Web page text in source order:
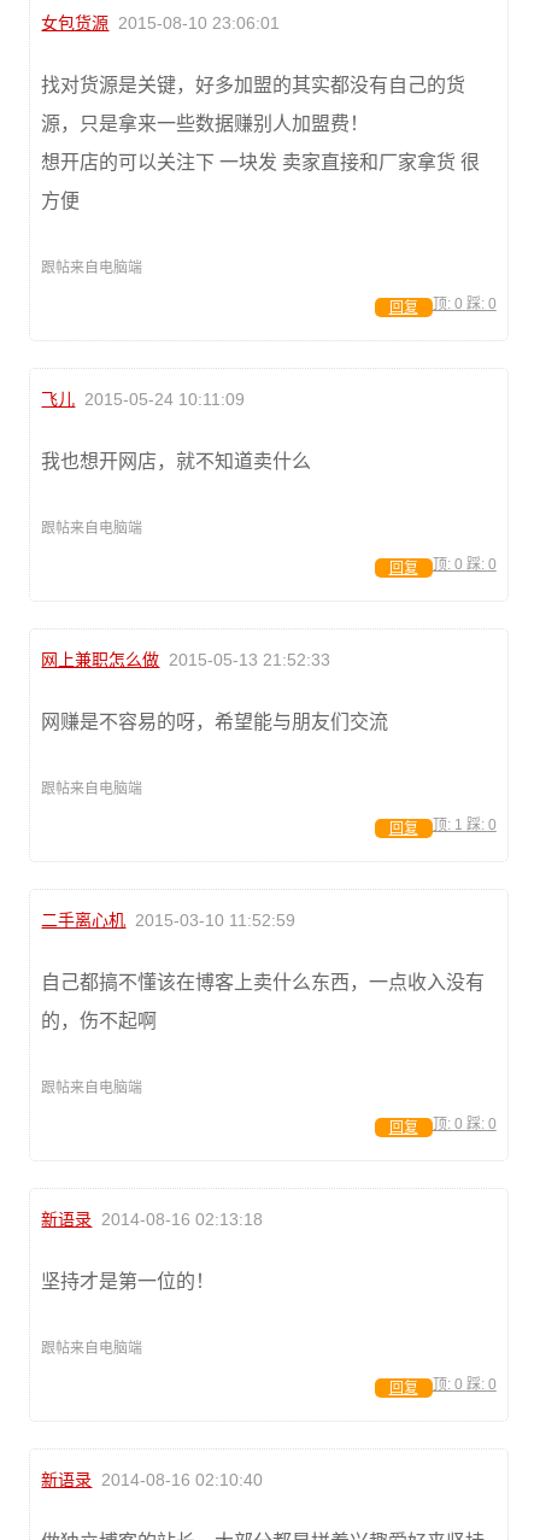
女包货源 2015-08-10 23:06:01
找对货源是关键，好多加盟的其实都没有自己的货
源，只是拿来一些数据赚别人加盟费！
想开店的可以关注下 一块发 卖家直接和厂家拿货 很
方便
跟帖来自电脑端
顶: 0 踩: 0
回复
飞儿 2015-05-24 10:11:09
我也想开网店，就不知道卖什么
跟帖来自电脑端
顶: 0 踩: 0
回复
网上兼职怎么做 2015-05-13 21:52:33
网赚是不容易的呀，希望能与朋友们交流
跟帖来自电脑端
顶: 1 踩: 0
回复
二手离心机 2015-03-10 11:52:59
自己都搞不懂该在博客上卖什么东西，一点收入没有
的，伤不起啊
跟帖来自电脑端
顶: 0 踩: 0
回复
新语录 2014-08-16 02:13:18
坚持才是第一位的！
跟帖来自电脑端
顶: 0 踩: 0
回复
新语录 2014-08-16 02:10:40